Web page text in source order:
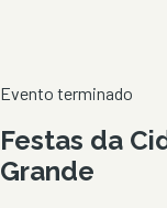
Evento terminado
Festas da
Grande